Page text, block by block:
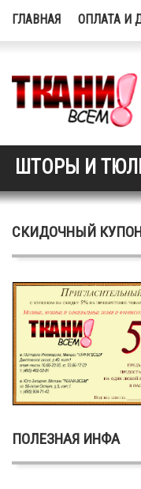
ГЛАВНАЯ ОПЛАТА И
ШТОРЫ И
СКИДОЧНЫЙ
ПОЛЕЗНАЯ ИНФА